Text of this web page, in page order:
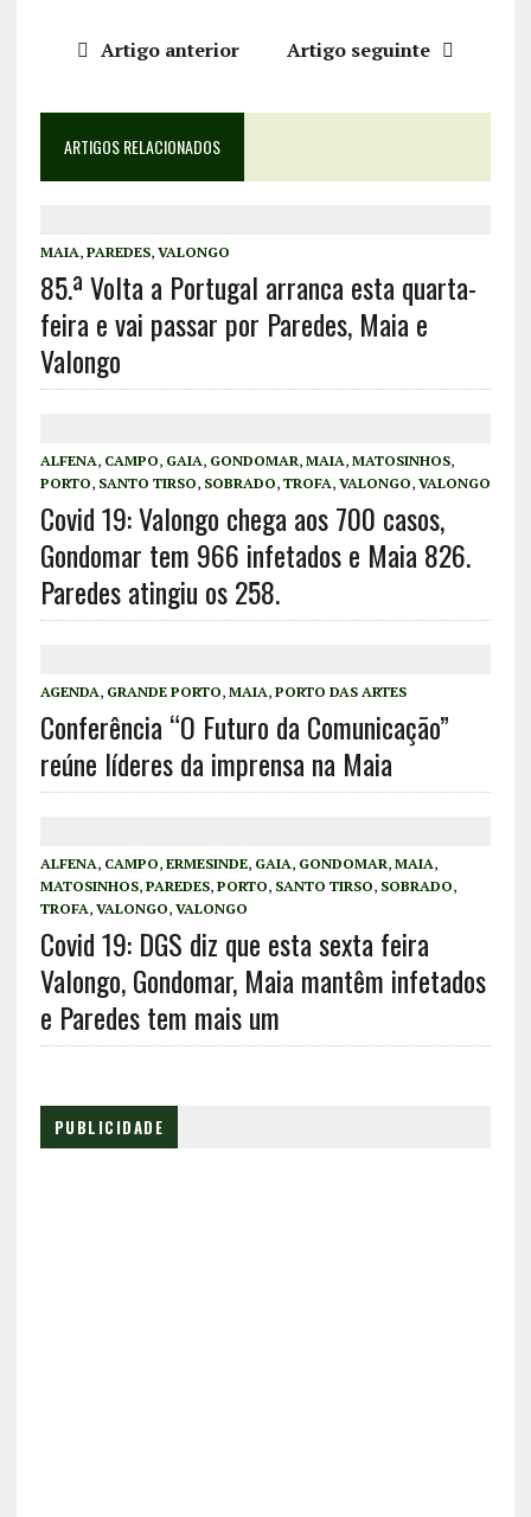
Artigo anterior Artigo seguinte
ARTIGOS RELACIONADOS
MAIA, PAREDES, VALONGO
85.ª Volta a Portugal arranca esta quarta-
feira e vai passar por Paredes, Maia e
Valongo
ALFENA, CAMPO, GAIA, GONDOMAR, MAIA, MATOSINHOS,
PORTO, SANTO TIRSO, SOBRADO, TROFA, VALONGO, VALONGO
Covid 19: Valongo chega aos 700 casos,
Gondomar tem 966 infetados e Maia 826.
Paredes atingiu os 258.
AGENDA, GRANDE PORTO, MAIA, PORTO DAS ARTES
Conferência “O Futuro da Comunicação”
reúne líderes da imprensa na Maia
ALFENA, CAMPO, ERMESINDE, GAIA, GONDOMAR, MAIA,
MATOSINHOS, PAREDES, PORTO, SANTO TIRSO, SOBRADO,
TROFA, VALONGO, VALONGO
Covid 19: DGS diz que esta sexta feira
Valongo, Gondomar, Maia mantêm infetados
e Paredes tem mais um
PUBLICIDADE